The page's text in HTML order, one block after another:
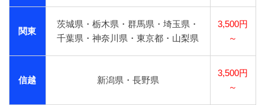
関東
茨城県・栃木県・群馬県・埼玉県・
千葉県・神奈川県・東京都・山梨県
3,500円
～
信越 新潟県・長野県
3,500円
～